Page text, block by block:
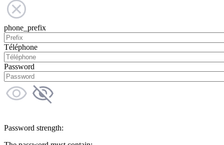
phone_prefix
Téléphone
Password
Password strength: